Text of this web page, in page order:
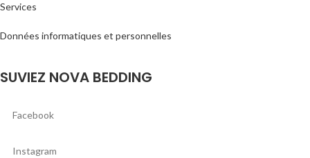
Services
Données informatiques et personnelles
SUVIEZ NOVA BEDDING
Facebook
Instagram